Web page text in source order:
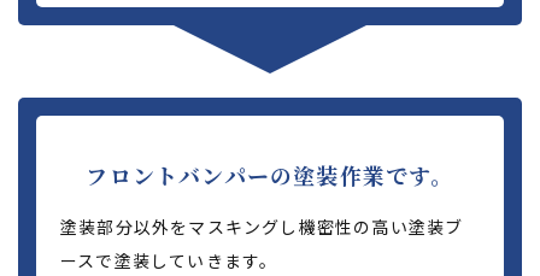
フロントバンパーの塗装作業です。
塗装部分以外をマスキングし機密性の高い塗装ブ
ースで塗装していきます。